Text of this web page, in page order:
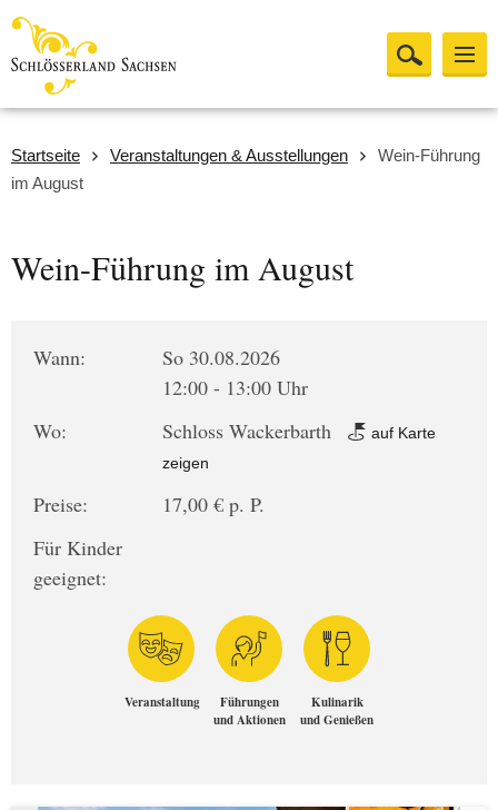
Startseite Veranstaltungen & Ausstellungen
Wein-Führung
im August
Wein-Führung im August
Wann:
So 30.08.2026
12:00 - 13:00 Uhr
Wo:
Schloss Wackerbarth
auf Karte
zeigen
Preise:
17,00 € p. P.
Für Kinder
geeignet:
Veranstaltung
Führungen
und Aktionen
Kulinarik
und Genießen